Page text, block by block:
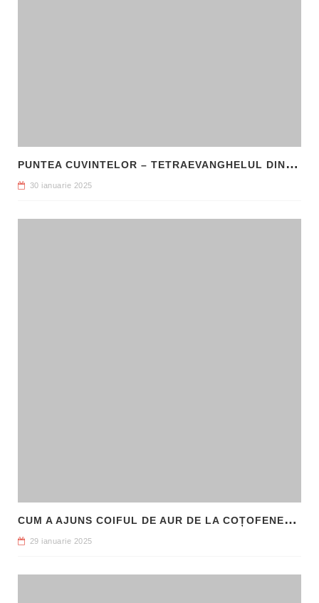
P
UNTEA CUVINTELOR – TETRAEVANGHELUL DIN 1561 ȘI NAȘTEREA LIMBII ROMÂNE LITERARE
30 ianuarie 2025
C
UM A AJUNS COIFUL DE AUR DE LA COȚOFENEȘTI ÎN PATRIMONIUL NAȚIONAL
29 ianuarie 2025